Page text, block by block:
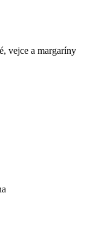
vejce a margaríny